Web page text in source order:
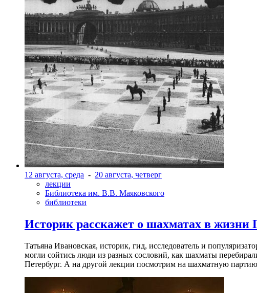
12 августа, среда - 20 августа, четверг
лекции
Библиотека им. В.В. Маяковского
библиотеки
Историк расскажет о шахматах в жизни
Татьяна Ивановская, историк, гид, исследователь и
могли сойтись люди из разных сословий, как шахматы
Петербург. А на другой лекции посмотрим на шахматную партию